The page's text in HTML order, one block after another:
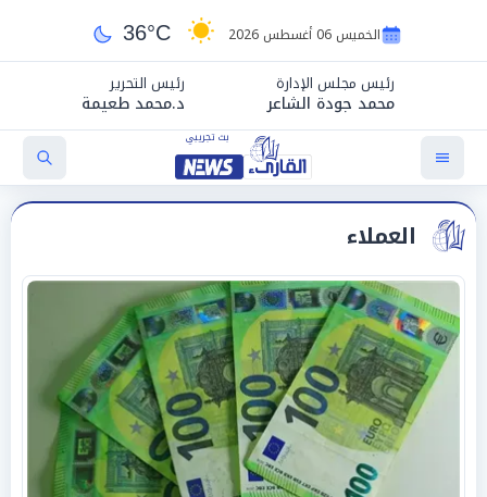
الخميس 06 أغسطس 2026 36°C
رئيس مجلس الإدارة
محمد جودة الشاعر
رئيس التحرير
د.محمد طعيمة
العملاء